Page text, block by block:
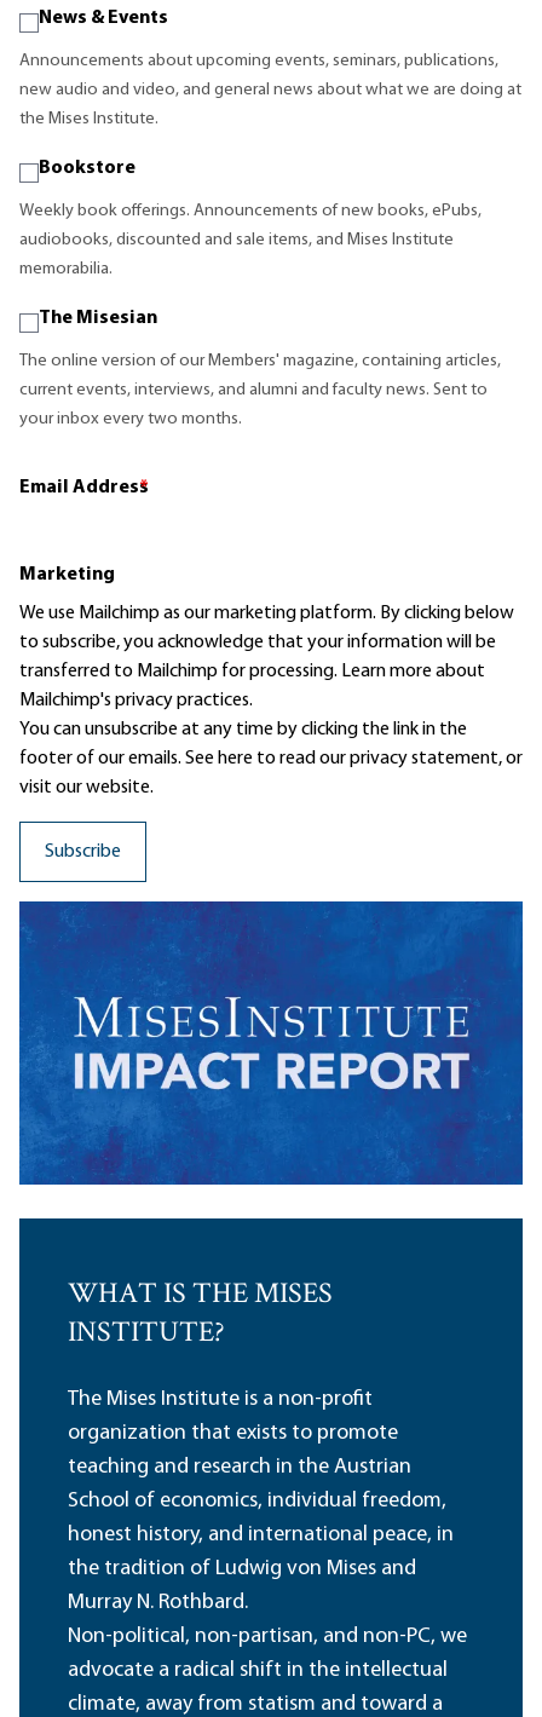
News & Events
Announcements about upcoming events, seminars, publications,
new audio and video, and general news about what we are doing at
the Mises Institute.
Bookstore
Weekly book offerings. Announcements of new books, ePubs,
audiobooks, discounted and sale items, and Mises Institute
memorabilia.
The Misesian
The online version of our Members' magazine, containing articles,
current events, interviews, and alumni and faculty news. Sent to
your inbox every two months.
Email Address
*
Marketing
We use Mailchimp as our marketing platform. By clicking below
to subscribe, you acknowledge that your information will be
transferred to Mailchimp for processing. Learn moreabout
Mailchimp's privacy practices.
You can unsubscribe at any time by clicking the link in the
footer of our emails. See here to read ourprivacy statement, or
visit our website.
WHAT IS THE MISES
INSTITUTE?
The Mises Institute is a non-profit
organization that exists to promote
teaching and research in the Austrian
School of economics, individual freedom,
honest history, and international peace, in
the tradition of Ludwig von Mises and
Murray N. Rothbard.
Non-political, non-partisan, and non-PC, we
advocate a radical shift in the intellectual
climate, away from statism and toward a